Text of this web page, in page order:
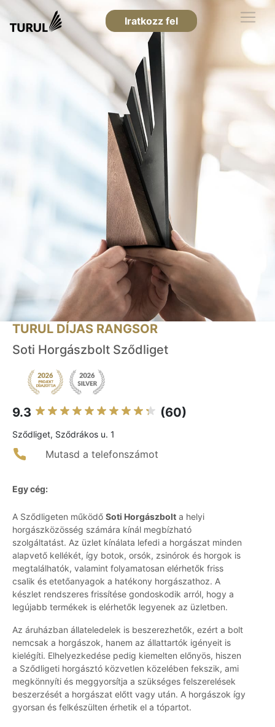
Iratkozz fel
TURUL DÍJAS RANGSOR
Soti Horgászbolt Sződliget
9.3 (60)
Sződliget, Sződrákos u. 1
Mutasd a telefonszámot
Egy cég:
A Sződligeten működő Soti Horgászbolt a helyi
horgászközösség számára kínál megbízható
szolgáltatást. Az üzlet kínálata lefedi a horgászat minden
alapvető kellékét, így botok, orsók, zsinórok és horgok is
megtalálhatók, valamint folyamatosan elérhetők friss
csalik és etetőanyagok a hatékony horgászathoz. A
készlet rendszeres frissítése gondoskodik arról, hogy a
legújabb termékek is elérhetők legyenek az üzletben.
Az áruházban állateledelek is beszerezhetők, ezért a bolt
nemcsak a horgászok, hanem az állattartók igényeit is
kielégíti. Elhelyezkedése pedig kiemelten előnyös, hiszen
a Sződligeti horgásztó közvetlen közelében fekszik, ami
megkönnyíti és meggyorsítja a szükséges felszerelések
beszerzését a horgászat előtt vagy után. A horgászok így
gyorsan és felkészülten érhetik el a tópartot.